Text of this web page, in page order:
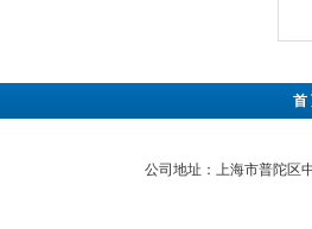
首
公司地址：上海市普陀区